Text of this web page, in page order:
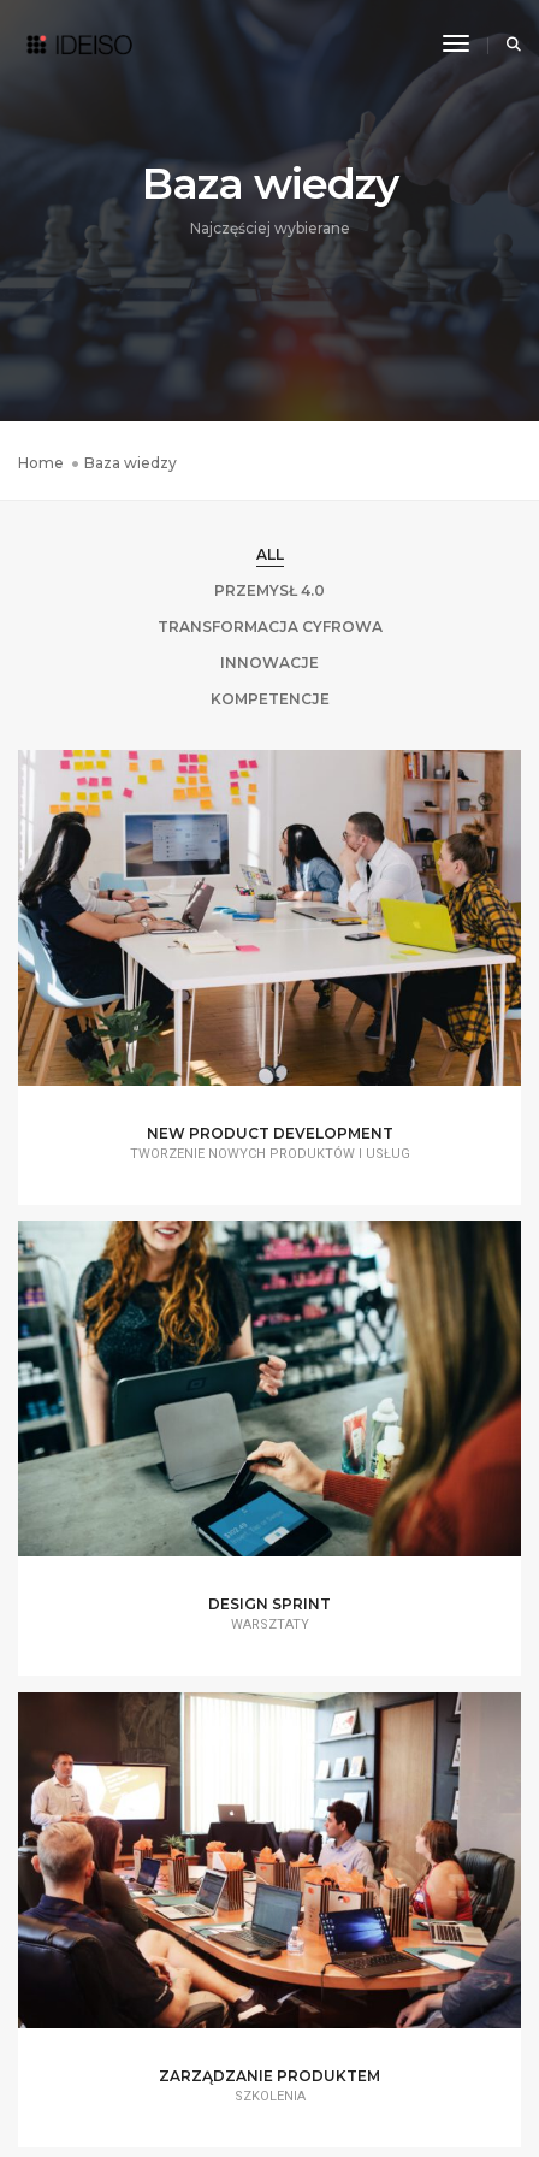
Toggle
Baza wiedzy
Najczęściej wybierane
Home Baza wiedzy
ALL
PRZEMYSŁ 4.0
TRANSFORMACJA CYFROWA
INNOWACJE
KOMPETENCJE
NEW PRODUCT DEVELOPMENT
TWORZENIE NOWYCH PRODUKTÓW I USŁUG
DESIGN SPRINT
WARSZTATY
ZARZĄDZANIE PRODUKTEM
SZKOLENIA